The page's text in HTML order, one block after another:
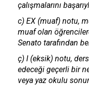
çalışmalarını
c) EX (muaf) notu,
muaf olan
Senato tarafından
ç) I (eksik) notu,
edeceği geçerli bir
veya yaz okulu